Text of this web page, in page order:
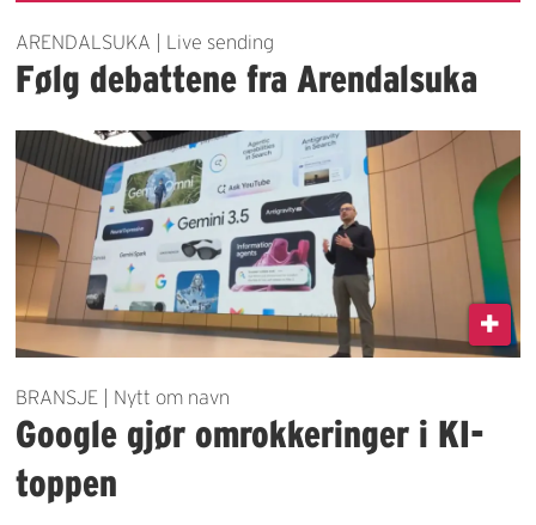
ARENDALSUKA | Live sending
Følg debattene fra Arendalsuka
BRANSJE | Nytt om navn
Google gjør omrokkeringer i KI-
toppen